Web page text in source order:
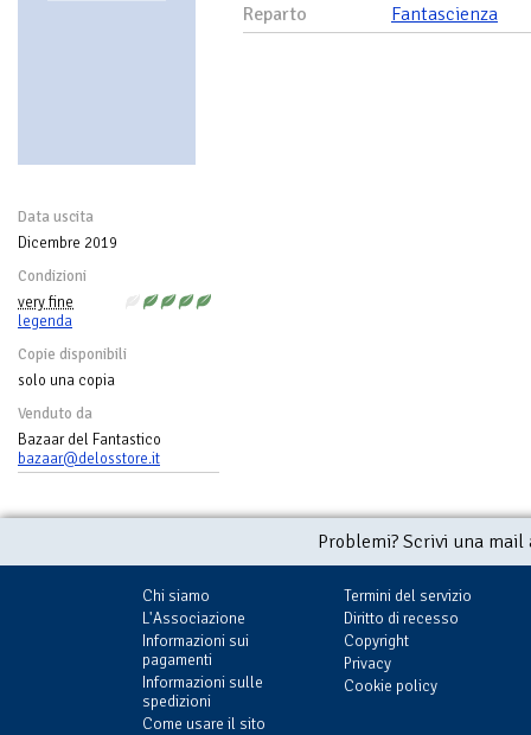
Data uscita
Dicembre 2019
Condizioni
very fine
legenda
Copie disponibili
solo una copia
Venduto da
Bazaar del Fantastico
bazaar@delosstore.it
Reparto
Fantascienza
Problemi? Scrivi una
Chi siamo
L'Associazione
Informazioni sui
pagamenti
Informazioni sulle
spedizioni
Come usare il sito
Termini del servizio
Diritto di recesso
Copyright
Privacy
Cookie policy